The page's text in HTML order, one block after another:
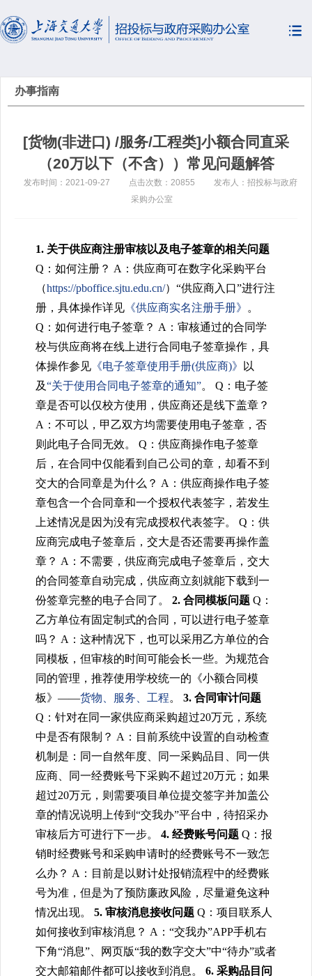
办事指南
[货物(非进口) /服务/工程类]小额合同直采
（20万以下（不含））常见问题解答
发布时间：2021-09-27 点击次数：20855
发布人：招投标与政府
采购办公室
1. 关于供应商注册审核以及电子签章的相关问题
Q：如何注册？ A：供应商可在数字化采购平台
（https://pboffice.sjtu.edu.cn/）“供应商入口”进行注
册，具体操作详见 《供应商实名注册手册》
。
Q：如何进行电子签章？ A：审核通过的合同学
校与供应商将在线上进行合同电子签章操作，具
体操作参见 《电子签章使用手册(供应商)》
以
及“关于使用合同电子签章的通知”。
Q：电子签
章是否可以仅校方使用，供应商还是线下盖章？
A：不可以，甲乙双方均需要使用电子签章，否
则此电子合同无效。
Q：供应商操作电子签章
后，在合同中仅能看到自己公司的章，却看不到
交大的合同章是为什么？ A： 供应商操作电子签
章包含一个合同章和一个授权代表签字，若发生
上述情况是因为没有完成授权代表签字。
Q：供
应商完成电子签章后，交大是否还需要再操作盖
章？ A：不需要，供应商完成电子签章后，交大
的合同签章自动完成，供应商立刻就能下载到一
份签章完整的电子合同了。
2. 合同模板问题 Q：
乙方单位有固定制式的合同，可以进行电子签章
吗？ A：这种情况下，也可以采用乙方单位的合
同模板，但审核的时间可能会长一些。为规范合
同的管理，推荐使用学校统一的《小额合同模
板》——货物、服务、工程。
3. 合同审计问题
Q：针对在同一家供应商采购超过20万元，系统
中是否有限制？ A：目前系统中设置的自动检查
机制是：同一自然年度、同一采购品目、同一供
应商、同一经费账号下采购不超过20万元；如果
超过20万元，则需要项目单位提交签字并加盖公
章的情况说明上传到“交我办”平台中，待招采办
审核后方可进行下一步。
4. 经费账号问题 Q：报
销时经费账号和采购申请时的经费账号不一致怎
么办？ A：目前是以财计处报销流程中的经费账
号为准，但是为了预防廉政风险，尽量避免这种
情况出现。
5. 审核消息接收问题 Q：项目联系人
如何接收到审核消息？ A：“交我办”APP手机右
下角“消息”、网页版“我的数字交大”中“待办”或者
交大邮箱邮件都可以接收到消息。
6. 采购品目问